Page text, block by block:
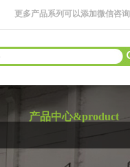
更多产品系列可以添加微信咨询
产品中心&product